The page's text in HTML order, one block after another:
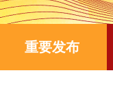
重要发布